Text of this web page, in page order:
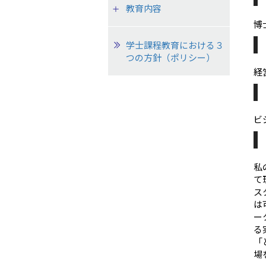
教育内容
学士課程教育における３
つの方針（ポリシー）
博
経
ビ
私
て
ス
は
ー
る
場